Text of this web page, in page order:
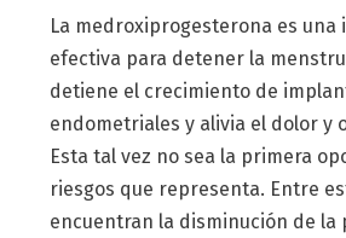
La medroxiprogesterona es una
efectiva para detener la
detiene el crecimiento de
endometriales y alivia el dolor y
Esta tal vez no sea la primera
riesgos que representa. Entre
encuentran la disminución de la